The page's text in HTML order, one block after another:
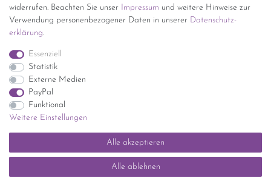
widerrufen. Beachten Sie unser Impressum und weitere Hinweise zur
Verwendung personenbezogener Daten in unserer Daten­schutz­
erklärung.
Essenziell
Statistik
Externe Medien
PayPal
Funktional
Weitere Einstellungen
Alle akzeptieren
Alle ablehnen
Sie haben zuviel Porzellan im Schrank? Gerne kaufen wir dieses an.
Einfach unverbindliches Angebot anfordern.
*Endpreis inkl. MwSt. (Dieser Artikel unterliegt gem. § 25a
UStG der Differenzbesteuerung, ein Ausweis der
Mehrwertsteuer auf der Rechnung erfolgt nicht.)
Impressum Daten­schutz­erklärung
Vertrag widerrufen Kontakt